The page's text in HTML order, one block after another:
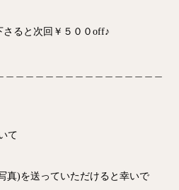
ると次回￥５００off♪
て
真)を送っていただけると幸いで